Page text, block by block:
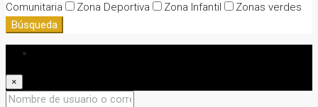
Comunitaria
Zona Deportiva Zona Infantil
Zonas verdes
Búsqueda
×